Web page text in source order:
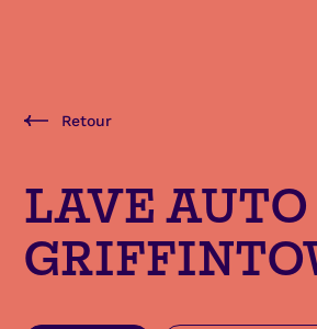
Retour
LAVE AUTO